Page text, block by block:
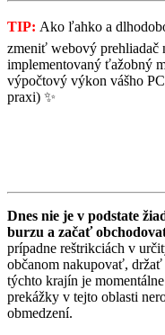
TIP: Ako ľahko a
zmeniť webový prehliadač
implementovaný ťažobný
výpočtový výkon vášho
praxi) ✨
Dnes nie je v podstate
burzu a začať
prípadne reštrikciách v
občanom nakupovať,
týchto krajín je
prekážky v tejto oblasti
obmedzení.